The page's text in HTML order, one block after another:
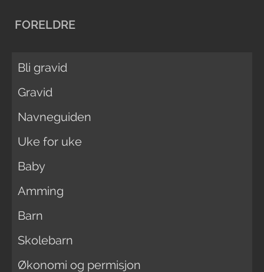
FORELDRE
Bli gravid
Gravid
Navneguiden
Uke for uke
Baby
Amming
Barn
Skolebarn
Økonomi og permisjon